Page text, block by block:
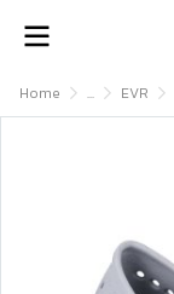
Home ... EVR